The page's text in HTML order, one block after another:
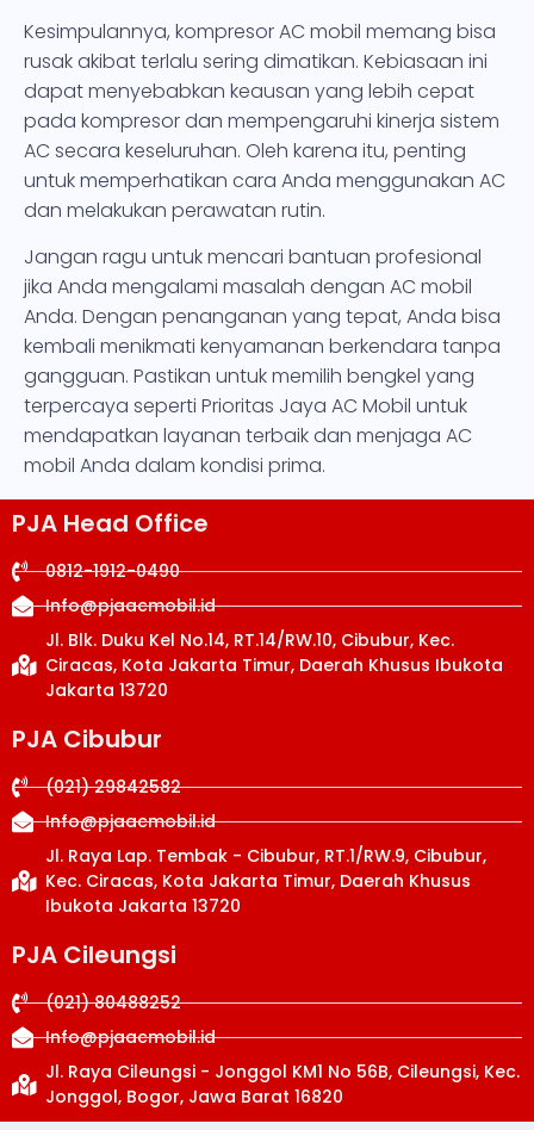
Kesimpulannya, kompresor AC mobil memang bisa
rusak akibat terlalu sering dimatikan. Kebiasaan ini
dapat menyebabkan keausan yang lebih cepat
pada kompresor dan mempengaruhi kinerja sistem
AC secara keseluruhan. Oleh karena itu, penting
untuk memperhatikan cara Anda menggunakan AC
dan melakukan perawatan rutin.
Jangan ragu untuk mencari bantuan profesional
jika Anda mengalami masalah dengan AC mobil
Anda. Dengan penanganan yang tepat, Anda bisa
kembali menikmati kenyamanan berkendara tanpa
gangguan. Pastikan untuk memilih bengkel yang
terpercaya seperti Prioritas Jaya AC Mobil untuk
mendapatkan layanan terbaik dan menjaga AC
mobil Anda dalam kondisi prima.
PJA Head Office
0812-1912-0490
Info@pjaacmobil.id
Jl. Blk. Duku Kel No.14, RT.14/RW.10, Cibubur, Kec.
Ciracas, Kota Jakarta Timur, Daerah Khusus Ibukota
Jakarta 13720
PJA Cibubur
(021) 29842582
Info@pjaacmobil.id
Jl. Raya Lap. Tembak - Cibubur, RT.1/RW.9, Cibubur,
Kec. Ciracas, Kota Jakarta Timur, Daerah Khusus
Ibukota Jakarta 13720
PJA Cileungsi
(021) 80488252
Info@pjaacmobil.id
Jl. Raya Cileungsi - Jonggol KM1 No 56B, Cileungsi, Kec.
Jonggol, Bogor, Jawa Barat 16820